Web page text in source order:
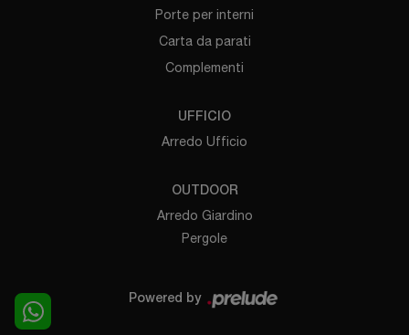
Porte per interni
Carta da parati
Complementi
UFFICIO
Arredo Ufficio
OUTDOOR
Arredo Giardino
Pergole
Powered by